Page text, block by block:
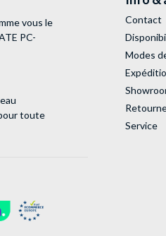
vous le
PC-
toute
Contact
Modes
Service